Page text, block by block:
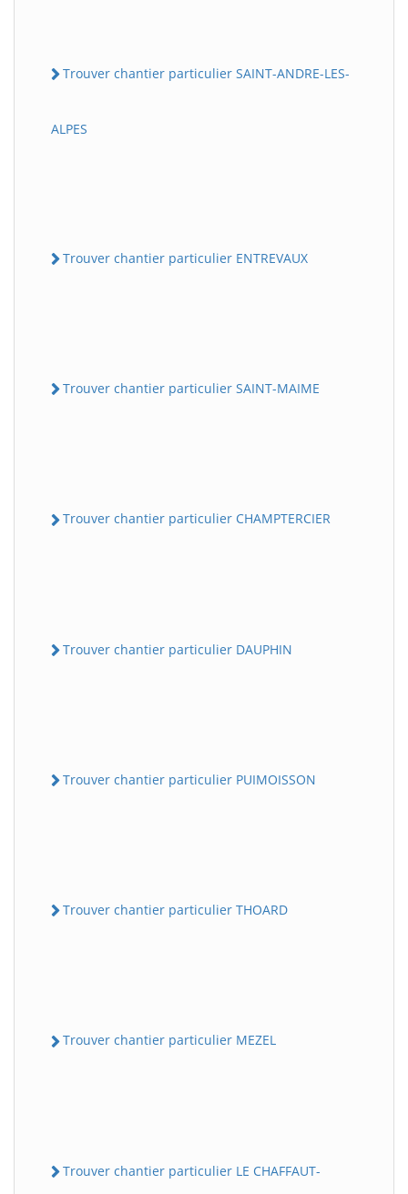
Trouver chantier particulier SAINT-ANDRE-LES-
ALPES
Trouver chantier particulier ENTREVAUX
Trouver chantier particulier SAINT-MAIME
Trouver chantier particulier CHAMPTERCIER
Trouver chantier particulier DAUPHIN
Trouver chantier particulier PUIMOISSON
Trouver chantier particulier THOARD
Trouver chantier particulier MEZEL
Trouver chantier particulier LE CHAFFAUT-